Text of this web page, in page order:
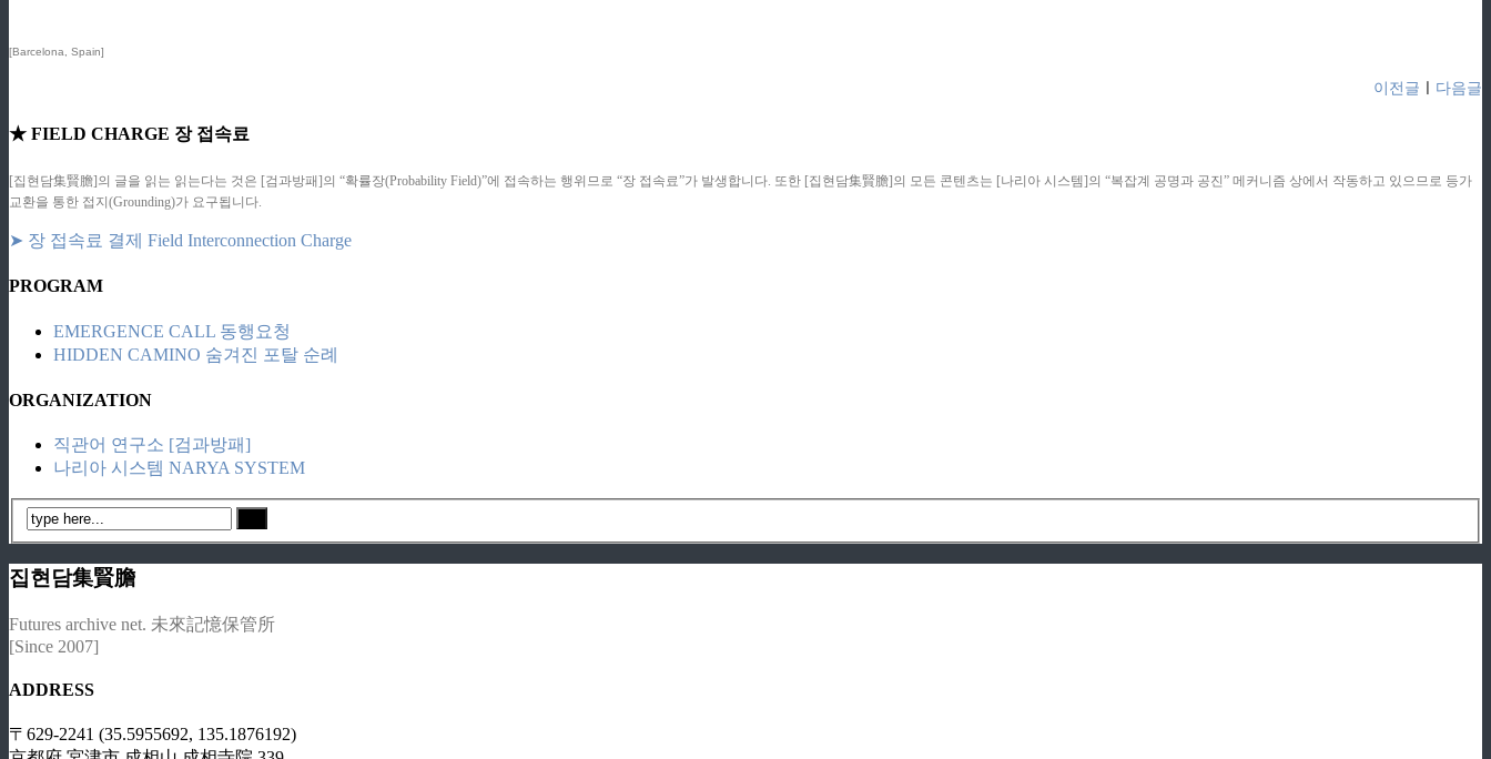
[Barcelona, Spain]
이전글 다음글
★ FIELD CHARGE 장 접속료
[집현담集賢膽]의 글을 읽는 읽는다는 것은 [검과방패]의 “확률장(Probability Field)”에 접속하는 행위므로 “장 접속료”가 발생합니다. 또한 [집현담集賢膽]의 모든 콘텐츠는 [나리아 시스템]의 “복잡계 공명과 공진” 메커니즘 상에서 작동하고 있으므로 등가
교환을 통한 접지(Grounding)가 요구됩니다.
➤ 장 접속료 결제 Field Interconnection Charge
PROGRAM
EMERGENCE CALL 동행요청
HIDDEN CAMINO 숨겨진 포탈 순례
ORGANIZATION
직관어 연구소 [검과방패]
나리아 시스템 NARYA SYSTEM
집현담集賢膽
Futures archive net. 未來記憶保管所
[Since 2007]
ADDRESS
〒629-2241 (35.5955692, 135.1876192)